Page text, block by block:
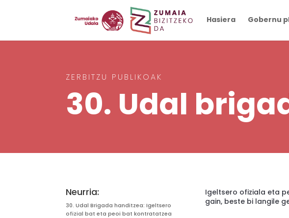
Hasiera Gobernu
ZERBITZU PUBLIKOAK
30. Udal
Neurria:
30. Udal Brigada handitzea: Igeltsero
ofizial bat eta peoi bat kontratatzea
Igeltsero ofiziala eta
gain, beste bi langile